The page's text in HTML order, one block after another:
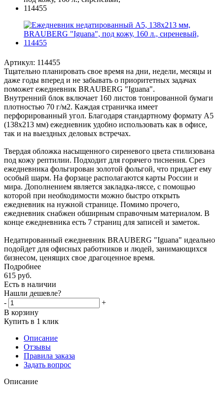
Артикул: 114455
Тщательно планировать свое время на дни, недели, месяцы и
даже годы вперед и не забывать о приоритетных задачах
поможет ежедневник BRAUBERG "Iguana".
Внутренний блок включает 160 листов тонированной бумаги
плотностью 70 г/м2. Каждая страничка имеет
перфорированный угол. Благодаря стандартному формату А5
(138х213 мм) ежедневник удобно использовать как в офисе,
так и на выездных деловых встречах.
Твердая обложка насыщенного сиреневого цвета стилизована
под кожу рептилии. Подходит для горячего тиснения. Срез
ежедневника фольгирован золотой фольгой, что придает ему
особый шарм. На форзаце располагаются карты России и
мира. Дополнением является закладка-ляссе, с помощью
которой при необходимости можно быстро открыть
ежедневник на нужной странице. Помимо прочего,
ежедневник снабжен обширным справочным материалом. В
конце ежедневника есть 7 страниц для записей и заметок.
Недатированный ежедневник BRAUBERG "Iguana" идеально
подойдет для офисных работников и людей, занимающихся
бизнесом, ценящих свое драгоценное время.
Подробнее
615 руб.
Есть в наличии
Нашли дешевле?
-
+
В корзину
Купить в 1 клик
Описание
Отзывы
Правила заказа
Задать вопрос
Описание